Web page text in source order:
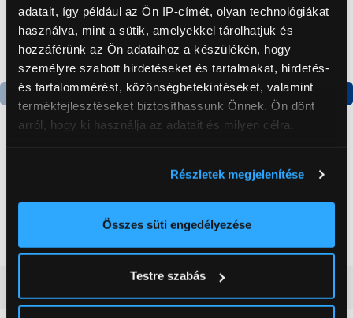
adatait, így például az Ön IP-címét, olyan technológiákat
használva, mint a sütik, amelyekkel tárolhatjuk és
hozzáférünk az Ön adataihoz a készülékén, hogy
személyre szabott hirdetéseket és tartalmakat, hirdetés-
és tartalommérést, közönségbetekintéseket, valamint
termékfejlesztéseket biztosíthassunk Önnek. Ön dönt
arról, hogy ki használja az adatait és milyen célra.
elhelyezkedéséről pár méteres pontossággal
Az Ön készülékén beazonosítása annak konkrét
módjairól és adja meg preferenciáit aRészletek
pontban. Bármikor módosíthatja vagy visszavonhatja a
Részletek megjelenítése
Összes süti engedélyezése
Testre szabás
Termék adatlap
Gorenje RK4182PW4
Alulfagyasztós
kombinált hűtőszekrény
119 999 Ft